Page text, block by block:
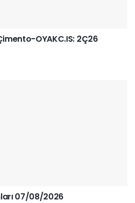
OYAKC.IS: 2Ç26
07/08/2026